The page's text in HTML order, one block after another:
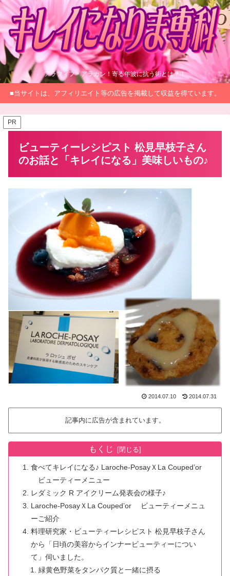
アラフィフ・アラカン！寄る年波に抗う術とは？！
■当サイトは、アフィリエイト等の広告を掲載して収益を得ています。
PR
ビューティーレシピスト 松見早枝子さん
のお話と「キレイになる」美味しいもの♪
2014.07.10 2014.07.31
記事内に広告が含まれています。
もくじ
食べてキレイになる♪ Laroche-PosayＸLa Couped’or
ビューティーメニュー
レダミック R アイクリーム発表会の様子♪
Laroche-PosayＸLa Couped’or ビューティーメニュ
ーご紹介
料理研究家・ビューティーレシピスト 松見早枝子さん
から「日頃の美容からインナービューティーについ
て」伺いました。
緑黄色野菜をタンパク質と一緒に摂る